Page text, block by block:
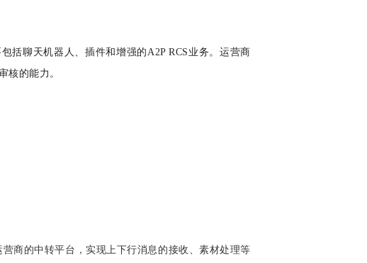
括聊天机器人、插件和增强的A2P RCS业务。运营商
核的能力。
商的中转平台，实现上下行消息的接收、素材处理等